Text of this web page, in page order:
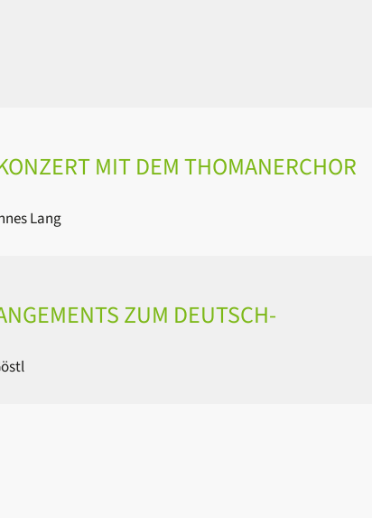
MIT DEM THOMANERCHOR
Lang
ZUM DEUTSCH-